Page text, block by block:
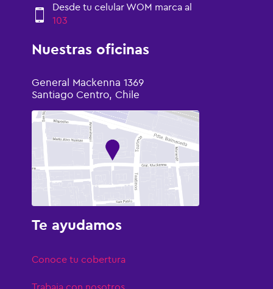
Desde tu celular WOM marca al
103
Nuestras oficinas
General Mackenna 1369
Santiago Centro, Chile
Te ayudamos
Conoce tu cobertura
Trabaja con nosotros